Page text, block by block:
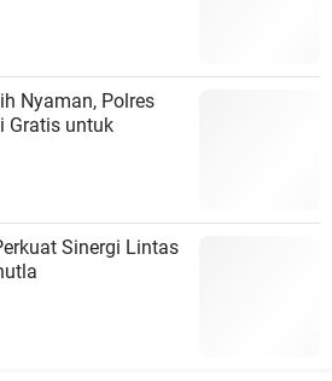
Nyaman, Polres
Gratis untuk
Sinergi Lintas